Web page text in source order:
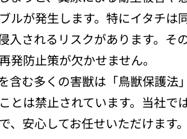
ルが発生します。特にイタチ
入されるリスクがあります。そ
発防止策が欠かせません。
含む多くの害獣は「鳥獣保護法
とは禁止されています。当社で
、安心してお任せいただけます。